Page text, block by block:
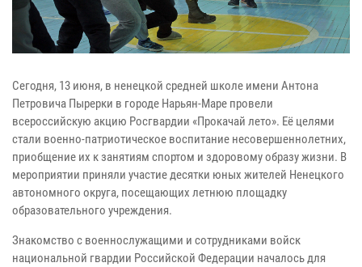
Сегодня, 13 июня, в ненецкой средней школе имени Антона
Петровича Пырерки в городе Нарьян-Маре провели
всероссийскую акцию Росгвардии «Прокачай лето». Её целями
стали военно-патриотическое воспитание несовершеннолетних,
приобщение их к занятиям спортом и здоровому образу жизни. В
мероприятии приняли участие десятки юных жителей Ненецкого
автономного округа, посещающих летнюю площадку
образовательного учреждения.
Знакомство с военнослужащими и сотрудниками войск
национальной гвардии Российской Федерации началось для